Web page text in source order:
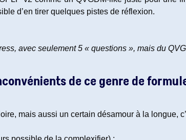
d’en tirer quelques pistes de réflexion.
avec seulement 5 « questions », mais du
de ce genre de
mais aussi un certain désamour à la longue,